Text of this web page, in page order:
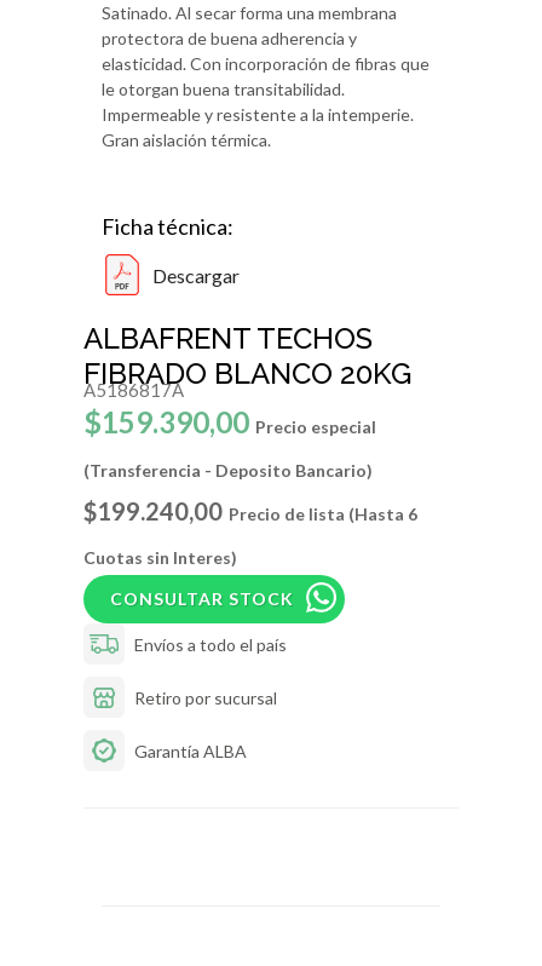
Satinado. Al secar forma una membrana
protectora de buena adherencia y
elasticidad. Con incorporación de fibras que
le otorgan buena transitabilidad.
Impermeable y resistente a la intemperie.
Gran aislación térmica.
Ficha técnica:
Descargar
ALBAFRENT TECHOS
FIBRADO BLANCO 20KG
A5186817A
$159.390,00 Precio especial
(Transferencia - Deposito Bancario)
$199.240,00 Precio de lista (Hasta 6
Cuotas sin Interes)
CONSULTAR STOCK
Envíos a todo el país
Retiro por sucursal
Garantía ALBA